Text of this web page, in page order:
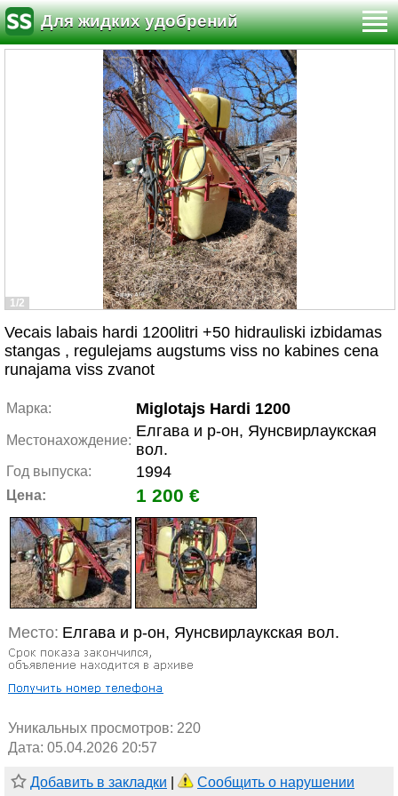
Для жидких удобрений
1/2
Vecais labais hardi 1200litri +50 hidrauliski izbidamas
stangas , regulejams augstums viss no kabines cena
runajama viss zvanot
Марка: Miglotajs Hardi 1200
Местонахождение:
Елгава и р-он, Яунсвирлаукская
вол.
Год выпуска: 1994
Цена: 1 200 €
Место: Елгава и р-он, Яунсвирлаукская вол.
Уникальных просмотров: 220
Дата: 05.04.2026 20:57
Добавить в закладки Сообщить о нарушении